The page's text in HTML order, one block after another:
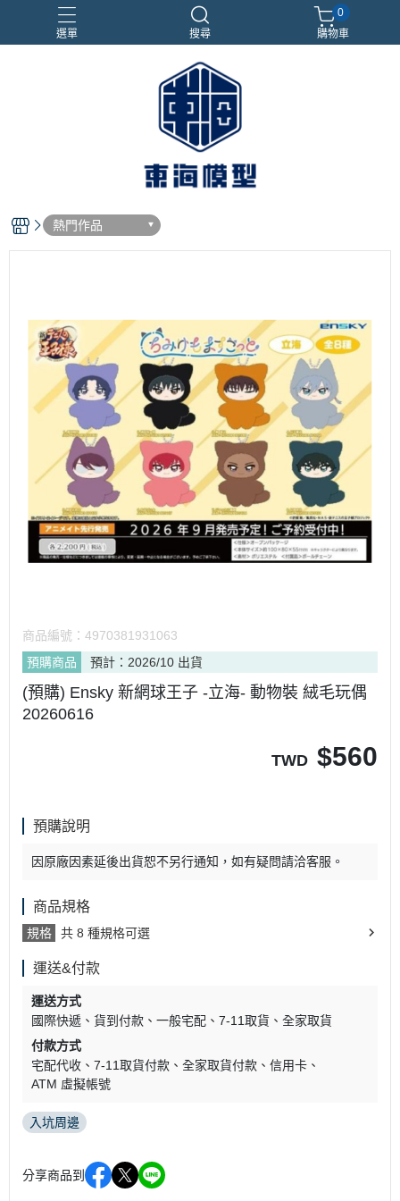
選單 搜尋
合金車
閃電霹靂車
電子雞/塔麻可吉/塔麻歌子
0
購物車
熱門作品
商品編號： 4970381931063
預購商品
預計：2026/10 出貨
(預購) Ensky 新網球王子 -立海- 動物裝 絨毛玩偶
20260616
TWD $560
預購說明
因原廠因素延後出貨恕不另行通知，如有疑問請洽客服。
商品規格
規格 共 8 種規格可選
運送&付款
運送方式
國際快遞
貨到付款 一般宅配 7-11取貨
全家取貨
付款方式
宅配代收
7-11取貨付款 全家取貨付款
信用卡
ATM 虛擬帳號
入坑周邊
分享商品到